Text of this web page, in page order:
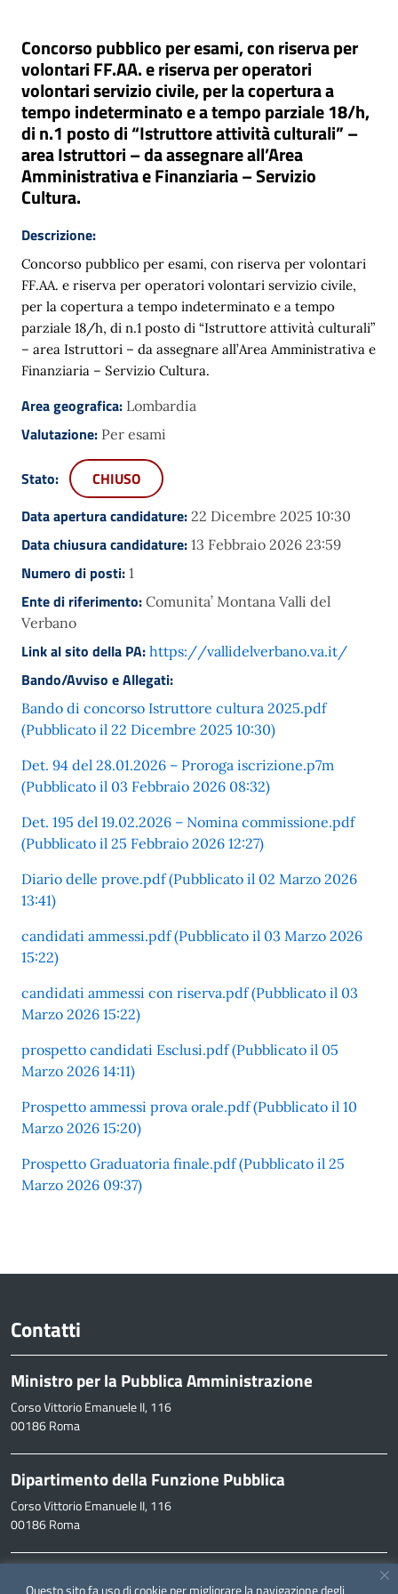
Questo sito fa uso di cookie per migliorare la navigazione degli
Concorso pubblico per esami, con riserva per
volontari FF.AA. e riserva per operatori
volontari servizio civile, per la copertura a
tempo indeterminato e a tempo parziale 18/h,
di n.1 posto di “Istruttore attività culturali” –
area Istruttori – da assegnare all’Area
Amministrativa e Finanziaria – Servizio
Cultura.
Descrizione:
Concorso pubblico per esami, con riserva per volontari
FF.AA. e riserva per operatori volontari servizio civile,
per la copertura a tempo indeterminato e a tempo
parziale 18/h, di n.1 posto di “Istruttore attività culturali”
– area Istruttori – da assegnare all’Area Amministrativa e
Finanziaria – Servizio Cultura.
Area geografica: Lombardia
Valutazione: Per esami
Stato:
CHIUSO
Data apertura candidature: 22 Dicembre 2025 10:30
Data chiusura candidature: 13 Febbraio 2026 23:59
Numero di posti: 1
Ente di riferimento: Comunita’ Montana Valli del
Verbano
Link al sito della PA: https://vallidelverbano.va.it/
Bando/Avviso e Allegati:
Bando di concorso Istruttore cultura 2025.pdf
(Pubblicato il 22 Dicembre 2025 10:30)
Det. 94 del 28.01.2026 – Proroga iscrizione.p7m
(Pubblicato il 03 Febbraio 2026 08:32)
Det. 195 del 19.02.2026 – Nomina commissione.pdf
(Pubblicato il 25 Febbraio 2026 12:27)
Diario delle prove.pdf (Pubblicato il 02 Marzo 2026
13:41)
candidati ammessi.pdf (Pubblicato il 03 Marzo 2026
15:22)
candidati ammessi con riserva.pdf (Pubblicato il 03
Marzo 2026 15:22)
prospetto candidati Esclusi.pdf (Pubblicato il 05
Marzo 2026 14:11)
Prospetto ammessi prova orale.pdf (Pubblicato il 10
Marzo 2026 15:20)
Prospetto Graduatoria finale.pdf (Pubblicato il 25
Marzo 2026 09:37)
Contatti
Ministro per la Pubblica Amministrazione
Corso Vittorio Emanuele II, 116
00186 Roma
Dipartimento della Funzione Pubblica
Corso Vittorio Emanuele II, 116
00186 Roma